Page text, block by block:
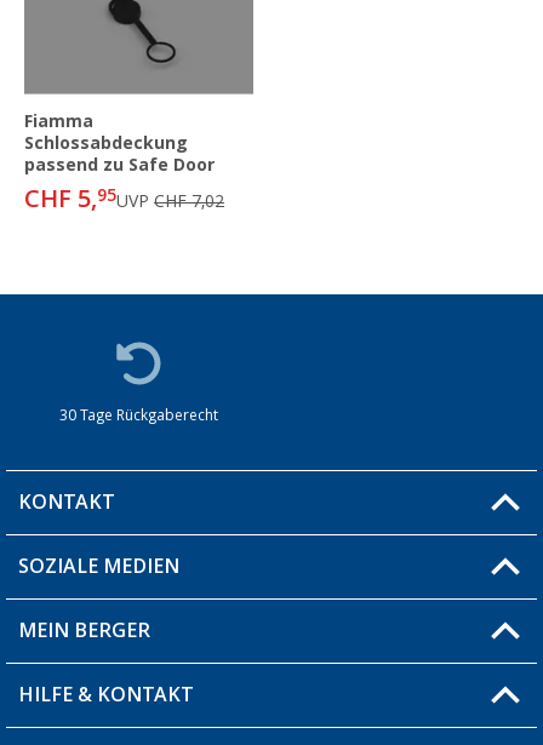
Fiamma
Schlossabdeckung
passend zu Safe Door
CHF 5,95UVP CHF 7,02
30 Tage Rückgaberecht
KONTAKT
Du hast eine Frage?
Filiale finden
SOZIALE MEDIEN
MEIN BERGER
Blog
HILFE & KONTAKT